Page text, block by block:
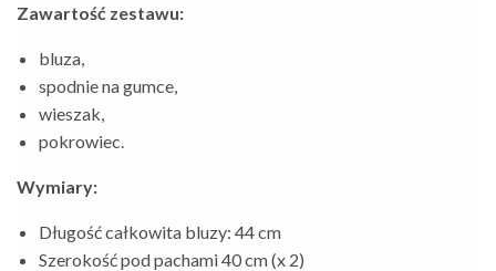
Zawartość zestawu:
bluza,
spodnie na gumce,
wieszak,
pokrowiec.
Wymiary:
Długość całkowita bluzy: 44 cm
Szerokość pod pachami 40 cm (x 2)